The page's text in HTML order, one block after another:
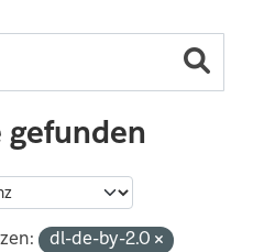
gefunden
dl-de-by-2.0